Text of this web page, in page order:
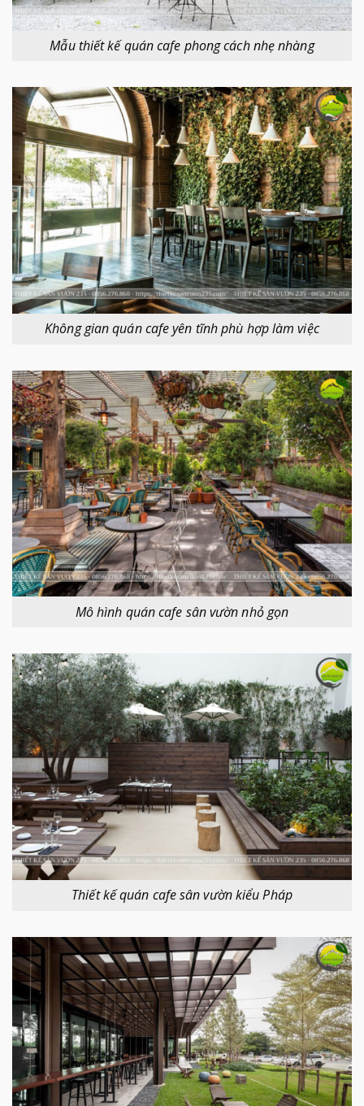
Mẫu thiết kế quán cafe phong cách nhẹ nhàng
Không gian quán cafe yên tĩnh phù hợp làm việc
Mô hình quán cafe sân vườn nhỏ gọn
Thiết kế quán cafe sân vườn kiểu Pháp